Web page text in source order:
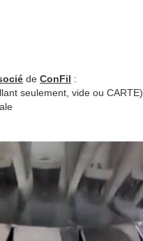
de ConFil :
seulement, vide ou CARTE)